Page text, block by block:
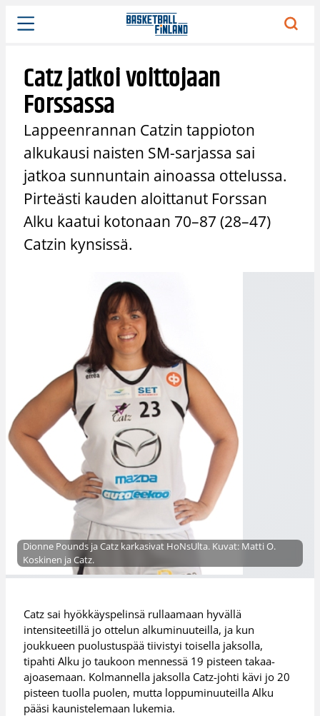
Siirry
sisältöön
Catz jatkoi voittojaan
Forssassa
Lappeenrannan Catzin tappioton
alkukausi naisten SM-sarjassa sai
jatkoa sunnuntain ainoassa ottelussa.
Pirteästi kauden aloittanut Forssan
Alku kaatui kotonaan 70–87 (28–47)
Catzin kynsissä.
Dionne Pounds ja Catz karkasivat HoNsUlta. Kuvat: Matti O.
Koskinen ja Catz.
Catz sai hyökkäyspelinsä rullaamaan hyvällä
intensiteetillä jo ottelun alkuminuuteilla, ja kun
joukkueen puolustuspää tiivistyi toisella jaksolla,
tipahti Alku jo taukoon mennessä 19 pisteen takaa-
ajoasemaan. Kolmannella jaksolla Catz-johti kävi jo 20
pisteen tuolla puolen, mutta loppuminuuteilla Alku
pääsi kaunistelemaan lukemia.